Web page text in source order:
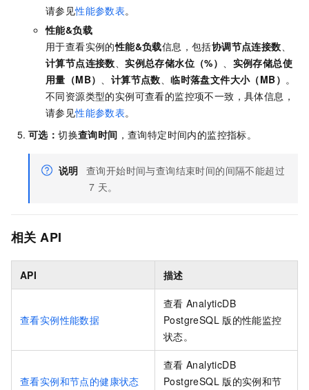
请参见性能参数表。
性能&负载
用于查看实例的性能&负载信息，包括协调节点连接数、
计算节点连接数、实例总存储水位（%） 、 实例存储总使
用量（MB） 、 计算节点数、临时落盘文件大小（MB） 。
不同资源类型的实例可查看的监控项不一致，具体信息，
请参见性能参数表。
可选：切换查询时间 ，查询特定时间内的监控指标。
说明 查询开始时间与查询结束时间的间隔不能超过
7 天。
相关 API
API 描述
查看实例性能数据
查看 AnalyticDB
PostgreSQL 版的性能监控
状态。
查看实例和节点的健康状态
查看 AnalyticDB
PostgreSQL 版的实例和节